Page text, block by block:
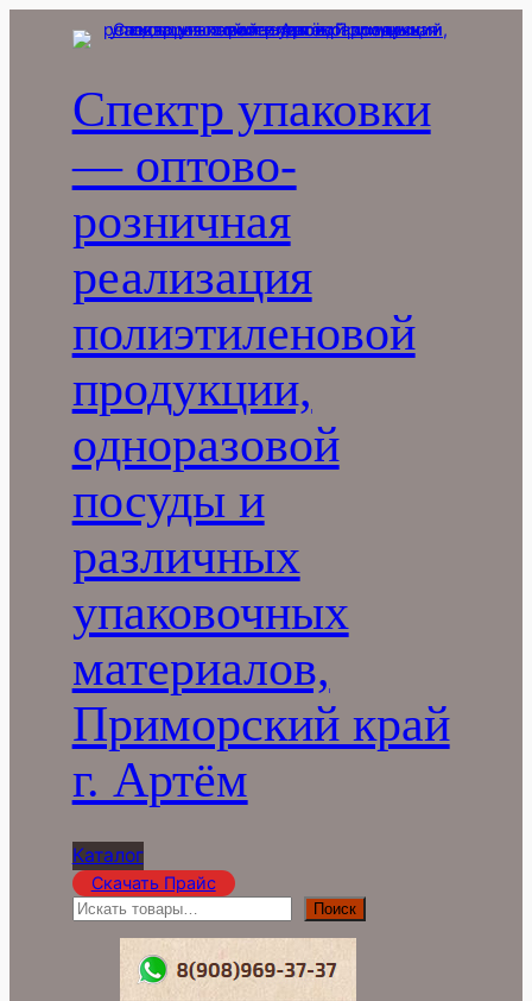
Перейти
Спектр упаковки
— оптово-
розничная
реализация
полиэтиленовой
продукции,
одноразовой
посуды и
различных
упаковочных
материалов,
Приморский край
г. Артём
Каталог
Скачать Прайс
П
Поиск